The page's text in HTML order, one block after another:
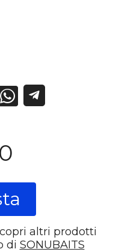
altri prodotti
di SONUBAITS